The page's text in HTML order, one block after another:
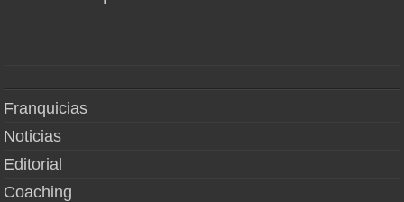
Franquicias
Noticias
Editorial
Coaching